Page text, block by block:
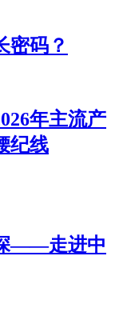
密码？
年主流产
纪线
——走进中